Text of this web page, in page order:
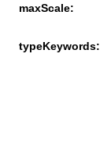
maxScale:
typeKeywords: